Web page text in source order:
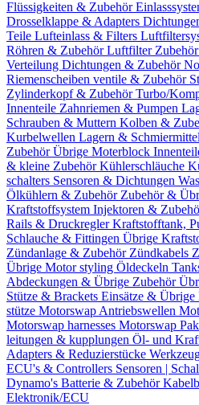
Flüssigkeiten & Zubehör
Drosselklappe & Adapters
Teile Lufteinlass & Filters
Röhren & ZubehörLuftfilter Zubehör
Verteilung Dichtungen & Zubehör
Riemenscheiben ventile & Zubehör
Zylinderkopf & ZubehörTurbo/
Innenteile Zahnriemen & Pumpen
Schrauben & Muttern Kolben &
Kurbelwellen Lagern &
ZubehörÜbrige Moterblock
& kleine ZubehörKühlerschläuche
schalters Sensoren & Dichtungen
Ölkühlern & Zubehör Zubehör &
Kraftstoffsystem Injektoren &
Rails & DruckreglerKraftstofftank,
Schlauche & Fittingen Übrige
Zündanlage & Zubehör Zündkabels
Übrige Motor styling Öldeckeln
Abdeckungen & Übrige Zubehör
Stütze & Brackets Einsätze & Übrige
stütze Motorswap Antriebswellen
Motorswap harnesses Motorswap
leitungen & kupplungen Öl- und
Adapters & Reduzierstücke
ECU's & Controllers Sensoren |
Dynamo's Batterie & Zubehör
Elektronik/ECU